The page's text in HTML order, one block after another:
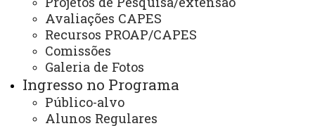
Avaliações CAPES
Recursos PROAP/CAPES
Comissões
Galeria de Fotos
Ingresso no Programa
Público-alvo
Alunos Regulares
Mestrado e Doutorado em Letras